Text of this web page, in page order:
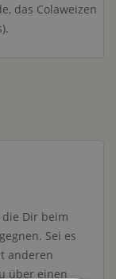
das Colaweizen
Dir beim
Sei es
anderen
über einen